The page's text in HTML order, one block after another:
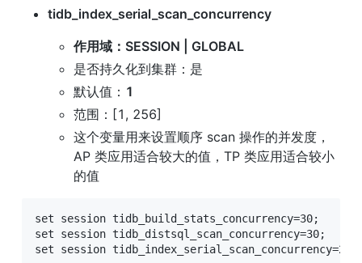
tidb_index_serial_scan_concurrency
作用域：SESSION | GLOBAL
是否持久化到集群：是
默认值： 1
范围：[1, 256]
这个变量用来设置顺序 scan 操作的并发度，
AP 类应用适合较大的值，TP 类应用适合较小
的值
set session tidb_build_stats_concurrency=30;
set session tidb_distsql_scan_concurrency=30;
set session tidb_index_serial_scan_concurrency=2;